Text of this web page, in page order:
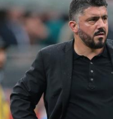
Pagelle
Settore Giovanile
Lazio Women
Calciomercato